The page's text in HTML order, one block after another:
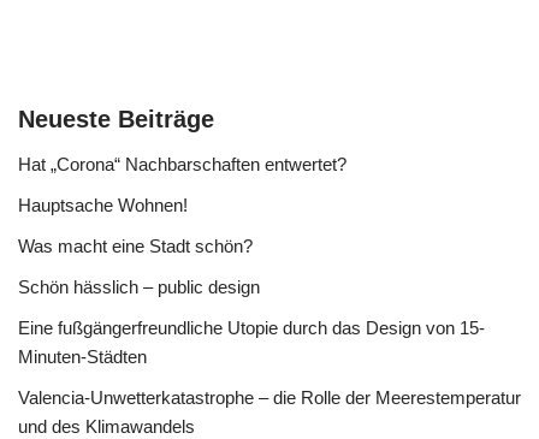
Neueste Beiträge
Hat „Corona“ Nachbarschaften entwertet?
Hauptsache Wohnen!
Was macht eine Stadt schön?
Schön hässlich – public design
Eine fußgängerfreundliche Utopie durch das Design von 15-
Minuten-Städten
Valencia-Unwetterkatastrophe – die Rolle der Meerestemperatur
und des Klimawandels